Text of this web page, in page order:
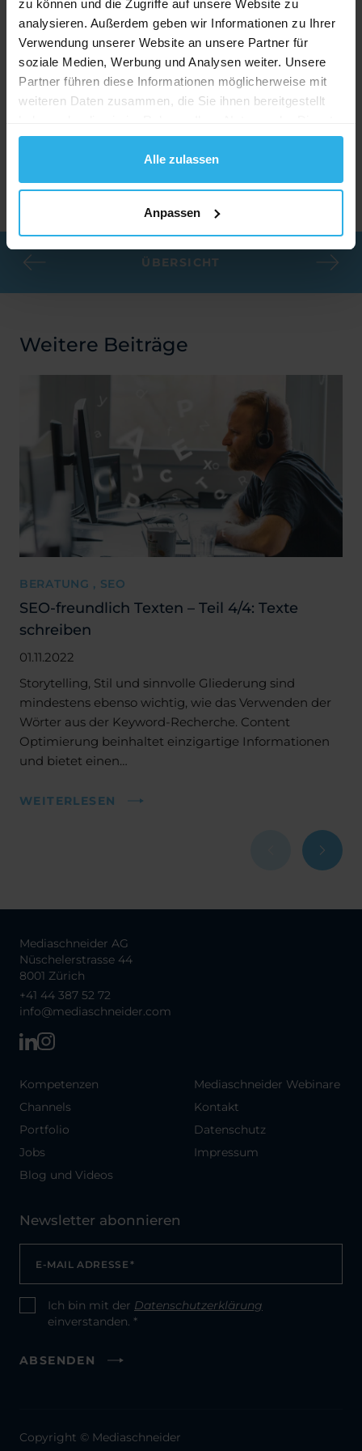
zu können und die Zugriffe auf unsere Website zu
analysieren. Außerdem geben wir Informationen zu Ihrer
Verwendung unserer Website an unsere Partner für
soziale Medien, Werbung und Analysen weiter. Unsere
Partner führen diese Informationen möglicherweise mit
weiteren Daten zusammen, die Sie ihnen bereitgestellt
gesammelt haben.
Alle zulassen
Anpassen
Empfangsgebühren durch Radio und TV zulegen.
Abschliessend kann man sagen, dass sich Presse,
TV/Radio und Digital immer mehr annähern und auf
gleichem Niveau spielen.
Quelle:Verband Schweizer Medien
ÜBERSICHT
Weitere Beiträge
BERATUNG , SEO
SEO-freundlich Texten – Teil 4/4: Texte
schreiben
01.11.2022
Storytelling, Stil und sinnvolle Gliederung sind
mindestens ebenso wichtig, wie das Verwenden der
Wörter aus der Keyword-Recherche. Content
Optimierung beinhaltet einzigartige Informationen
und bietet einen…
WEITERLESEN
Mediaschneider AG
Nüschelerstrasse 44
8001 Zürich
+41 44 387 52 72
info@mediaschneider.com
Kompetenzen
Channels
Portfolio
Jobs
Blog und Videos
Mediaschneider Webinare
Kontakt
Datenschutz
Impressum
Newsletter abonnieren
E-MAIL ADRESSE *
CONSENT *
Ich bin mit der Datenschutzerklärung
einverstanden. *
ABSENDEN
Copyright © Mediaschneider